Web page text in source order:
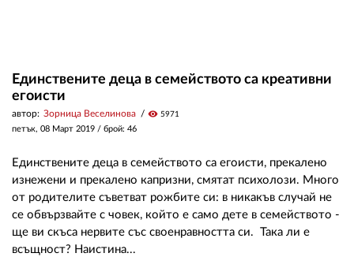
Единствените деца в семейството са креативни
егоисти
автор: Зорница Веселинова visibility 5971
петък, 08 Март 2019 / брой: 46
Единствените деца в семейството са егоисти, прекалено
изнежени и прекалено капризни, смятат психолози. Много
от родителите съветват рожбите си: в никакъв случай не
се обвързвайте с човек, който е само дете в семейството -
ще ви скъса нервите със своенравността си. Така ли е
всъщност? Наистина...